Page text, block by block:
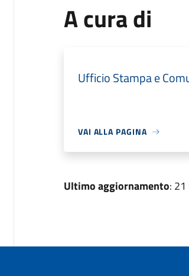
A cura di
Ufficio Stampa e
VAI ALLA PAGINA
Ultimo aggiornamento: